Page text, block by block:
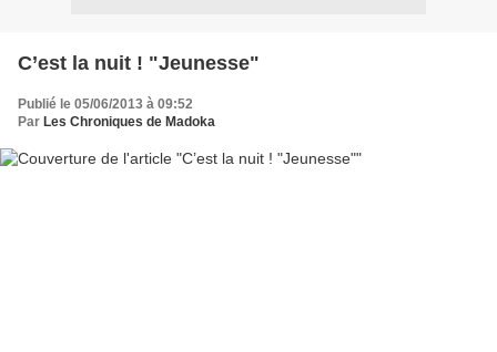
C’est la nuit ! "Jeunesse"
Publié le 05/06/2013 à 09:52
Par Les Chroniques de Madoka